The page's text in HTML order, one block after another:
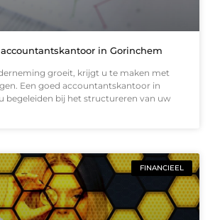
in Gorinchem
groeit, krijgt u te maken met
Een goed accountantskantoor in
begeleiden bij het structureren van uw
FINANCIEEL